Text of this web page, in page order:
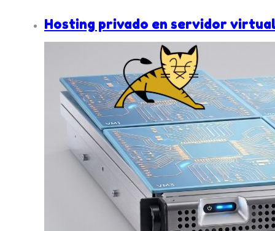
Hosting privado en servidor